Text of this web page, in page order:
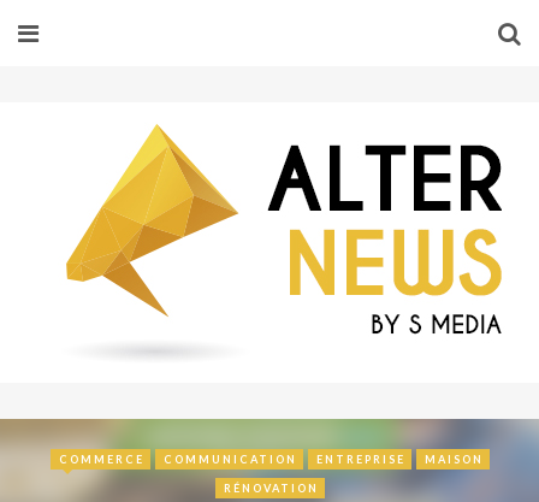
COMMERCE COMMUNICATION ENTREPRISE MAISON
RÉNOVATION